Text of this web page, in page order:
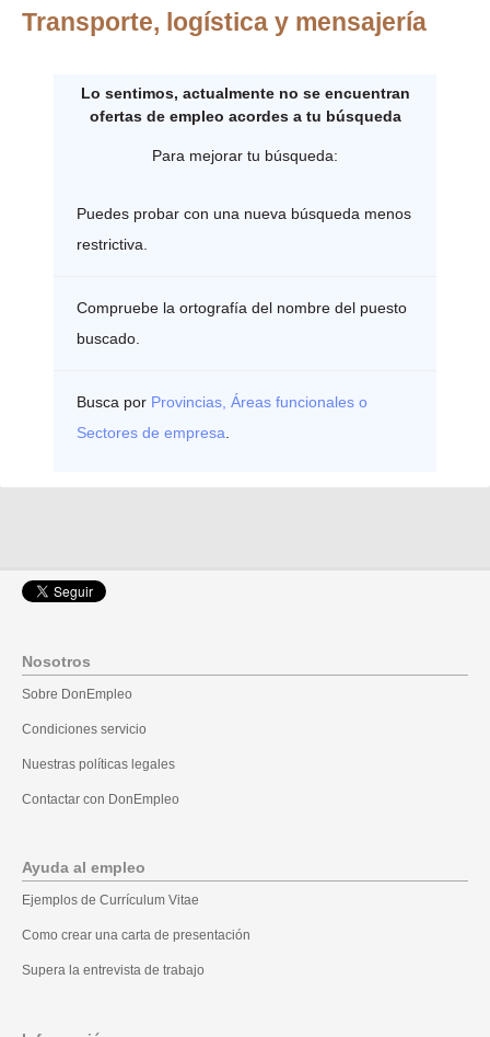
Transporte, logística y mensajería
Lo sentimos, actualmente no se encuentran
ofertas de empleo acordes a tu búsqueda
Para mejorar tu búsqueda:
Puedes probar con una nueva búsqueda menos
restrictiva.
Compruebe la ortografía del nombre del puesto
buscado.
Busca por Provincias, Áreas funcionales o
Sectores de empresa
Nosotros
Sobre DonEmpleo
Condiciones servicio
Nuestras políticas legales
Contactar con DonEmpleo
Ayuda al empleo
Ejemplos de Currículum Vitae
Como crear una carta de presentación
Supera la entrevista de trabajo